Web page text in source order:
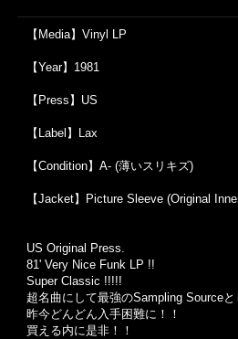
【Media】Vinyl LP
【Year】1981
【Press】US
【Label】Lax
【Condition】A- (薄いスリキズ)
【Jacket】Picture Sleeve (Original
US Original Press.
81' Very Nice Funk LP !!
Super Classic !!!!!
超名曲にして最強のSampling Source
昨今どんどん入手困難に！！
買える内に是非！！